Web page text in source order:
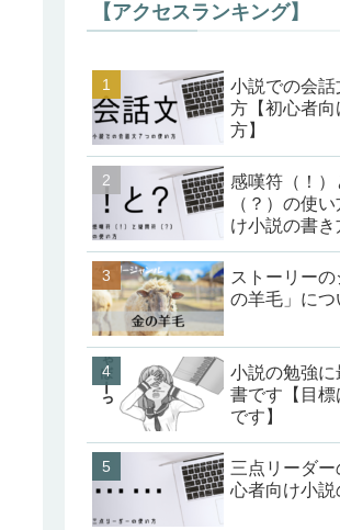
【アクセスランキング】
小説での会
方【初心者向
方】
感嘆符（！）
（？）の使
け小説の書き
ストーリー
の羊毛」につ
小説の勉強
書です【目
です】
三点リーダ
心者向け小説